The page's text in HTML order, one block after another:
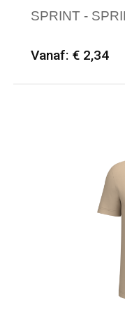
SPRINT -
Vanaf: € 2,34
Minimale